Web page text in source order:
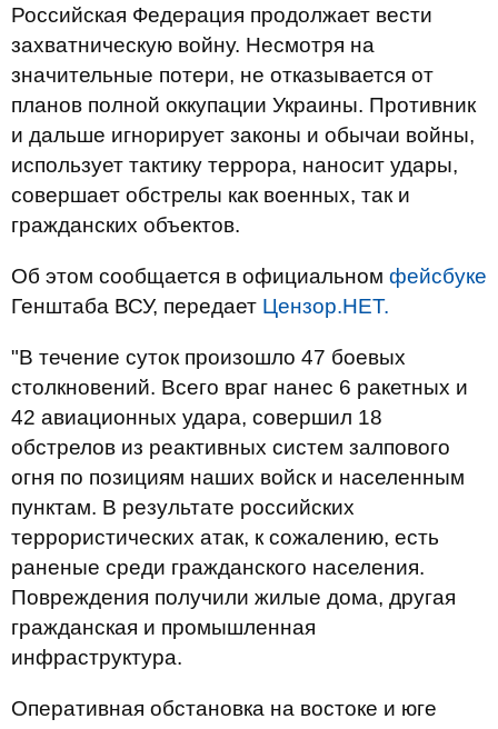
Российская Федерация продолжает вести
захватническую войну. Несмотря на
значительные потери, не отказывается от
планов полной оккупации Украины. Противник
и дальше игнорирует законы и обычаи войны,
использует тактику террора, наносит удары,
совершает обстрелы как военных, так и
гражданских объектов.
Об этом сообщается в официальном фейсбуке
Генштаба ВСУ, передает Цензор.НЕТ.
"В течение суток произошло 47 боевых
столкновений. Всего враг нанес 6 ракетных и
42 авиационных удара, совершил 18
обстрелов из реактивных систем залпового
огня по позициям наших войск и населенным
пунктам. В результате российских
террористических атак, к сожалению, есть
раненые среди гражданского населения.
Повреждения получили жилые дома, другая
гражданская и промышленная
инфраструктура.
Оперативная обстановка на востоке и юге